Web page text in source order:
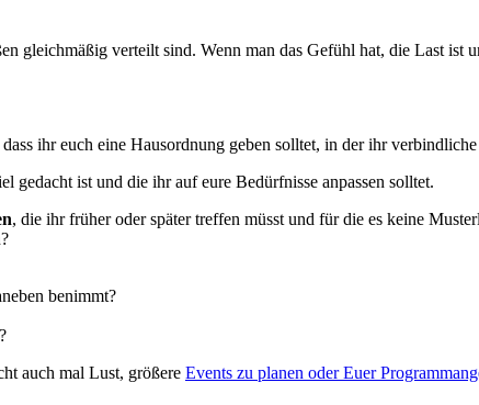
gleichmäßig verteilt sind. Wenn man das Gefühl hat, die Last
ihr euch eine Hausordnung geben solltet, in der ihr
gedacht ist und die ihr auf eure Bedürfnisse anpassen solltet.
, die ihr früher oder später treffen müsst und für die es keine
benimmt?
auch mal Lust, größere Events zu planen oder Euer